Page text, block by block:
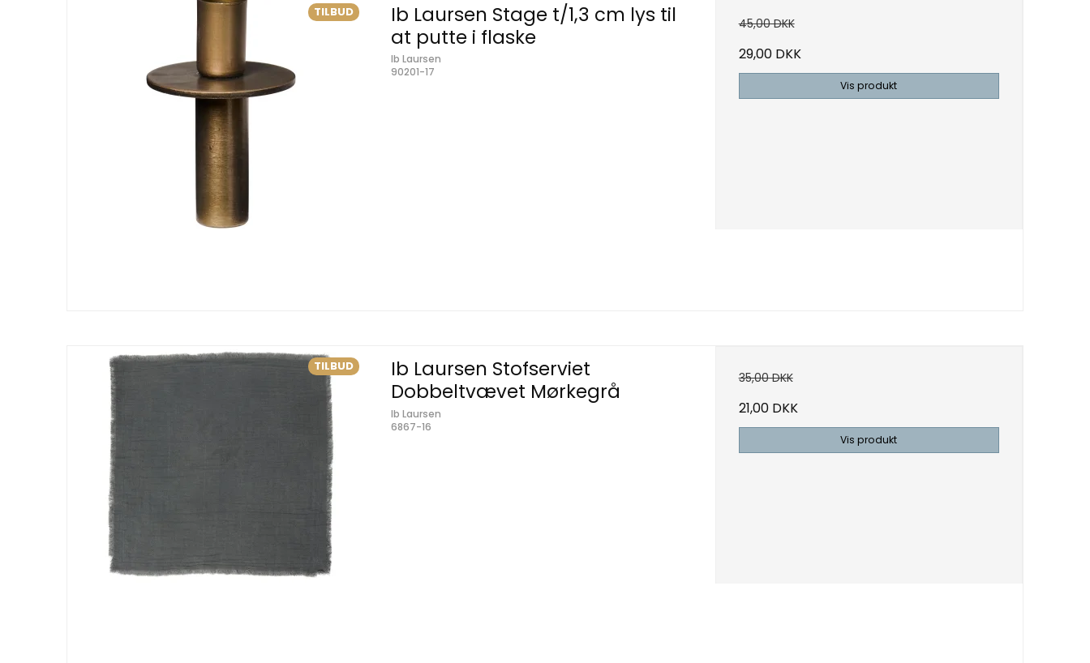
TILBUD
Ib Laursen Stage t/1,3 cm lys til
at putte i flaske
Ib Laursen
90201-17
45,00 DKK
29,00 DKK
Vis produkt
TILBUD
Ib Laursen Stofserviet
Dobbeltvævet Mørkegrå
Ib Laursen
6867-16
35,00 DKK
21,00 DKK
Vis produkt